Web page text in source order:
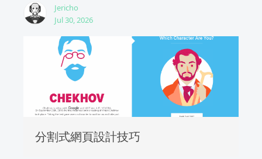
Jericho
Jul 30, 2026
分割式網頁設計技巧